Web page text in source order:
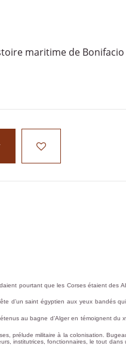
maritime de Bonifacio
pourtant que les Corses étaient des
saint égyptien aux yeux bandés
au bagne d’Alger en témoignent du
prélude militaire à la colonisation.
institutrices, fonctionnaires, le tout dans